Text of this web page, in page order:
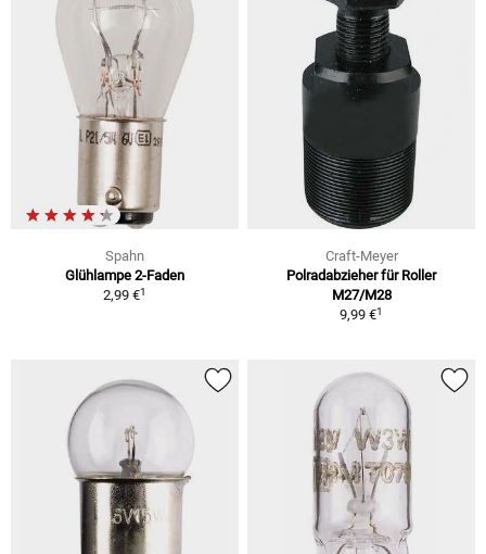
Spahn
Glühlampe 2-Faden
2,99 €1
Craft-Meyer
Polradabzieher für Roller
M27/M28
9,99 €1